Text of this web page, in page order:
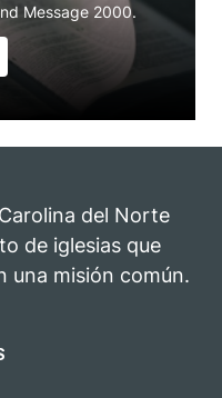
Message 2000.
del Norte
de iglesias que
una misión común.